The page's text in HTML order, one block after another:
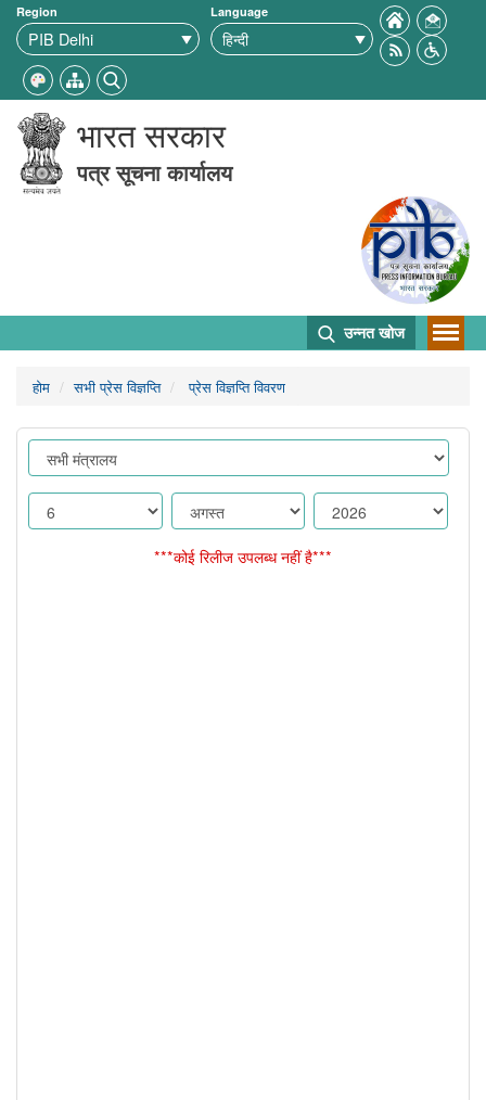
Region Language
भारत सरकार
पत्र सूचना कार्यालय
उन्नत खोज
होम सभी प्रेस विज्ञप्ति प्रेस विज्ञप्ति विवरण
***कोई रिलीज उपलब्ध नहीं है***